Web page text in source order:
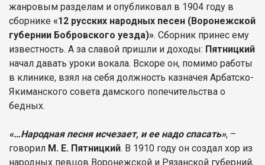
жанровым разделам и опубликовал в 1904 году в
сборнике «12 русских народных песен (Воронежской
губернии Бобровского уезда)». Сборник принес ему
известность. А за славой пришли и доходы: Пятницкий
начал давать уроки вокала. Вскоре он, помимо работы
в клинике, взял на себя должность казначея Арбатско-
Якиманского совета дамского попечительства о
бедных.
«…Народная песня исчезает, и ее надо спасать», –
говорил М. Е. Пятницкий. В 1910 году он создал хор из
народных певцов Воронежской и Рязанской губерний,